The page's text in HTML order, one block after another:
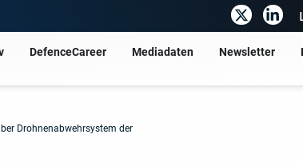
DefenceCareer Mediadaten Newsletter
Drohnenabwehrsystem der